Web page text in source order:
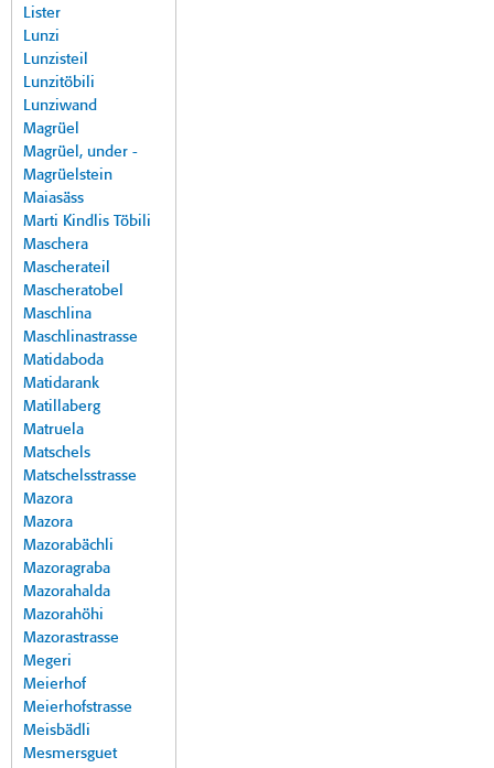
Lister
Lunzi
Lunzisteil
Lunzitöbili
Lunziwand
Magrüel
Magrüel, under -
Magrüelstein
Maiasäss
Marti Kindlis Töbili
Maschera
Mascherateil
Mascheratobel
Maschlina
Maschlinastrasse
Matidaboda
Matidarank
Matillaberg
Matruela
Matschels
Matschelsstrasse
Mazora
Mazora
Mazorabächli
Mazoragraba
Mazorahalda
Mazorahöhi
Mazorastrasse
Megeri
Meierhof
Meierhofstrasse
Meisbädli
Mesmersguet